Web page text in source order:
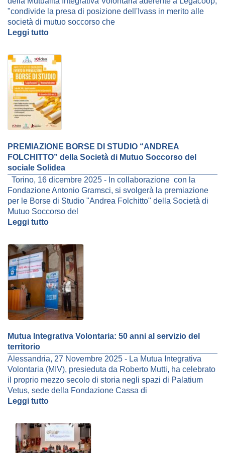
"condivide la presa di posizione dell'Ivass in merito alle
società di mutuo soccorso che
Leggi tutto
PREMIAZIONE BORSE DI STUDIO “ANDREA
FOLCHITTO” della Società di Mutuo Soccorso del
sociale Solidea
Torino, 16 dicembre 2025 - In collaborazione con la
Fondazione Antonio Gramsci, si svolgerà la premiazione
per le Borse di Studio "Andrea Folchitto" della Società di
Mutuo Soccorso del
Leggi tutto
Mutua Integrativa Volontaria: 50 anni al servizio del
territorio
Alessandria, 27 Novembre 2025 - La Mutua Integrativa
Volontaria (MIV), presieduta da Roberto Mutti, ha celebrato
il proprio mezzo secolo di storia negli spazi di Palatium
Vetus, sede della Fondazione Cassa di
Leggi tutto